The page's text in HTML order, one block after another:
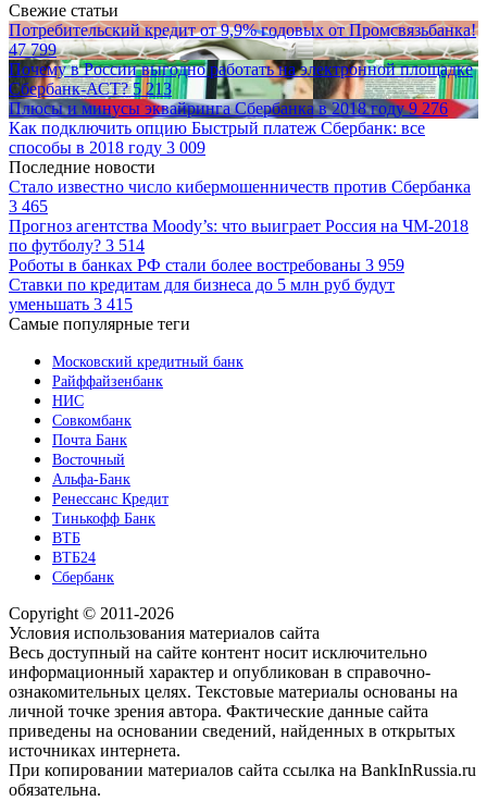
Свежие статьи
Потребительский кредит от 9,9% годовых от Промсвязьбанка!
47 799
Почему в России выгодно работать на электронной площадке
Сбербанк-АСТ?5 213
Плюсы и минусы эквайринга Сбербанка в 2018 году9 276
Как подключить опцию Быстрый платеж Сбербанк: все
способы в 2018 году 3 009
Последние новости
Стало известно число кибермошенничеств против Сбербанка
3 465
Прогноз агентства Moody’s: что выиграет Россия на ЧМ-2018
по футболу? 3 514
Роботы в банках РФ стали более востребованы 3 959
Ставки по кредитам для бизнеса до 5 млн руб будут
уменьшать 3 415
Самые популярные теги
Московский кредитный банк
Райффайзенбанк
НИС
Совкомбанк
Почта Банк
Восточный
Альфа-Банк
Ренессанс Кредит
Тинькофф Банк
ВТБ
ВТБ24
Сбербанк
Copyright © 2011-2026
Условия использования материалов сайта
Весь доступный на сайте контент носит исключительно
информационный характер и опубликован в справочно-
ознакомительных целях. Текстовые материалы основаны на
личной точке зрения автора. Фактические данные сайта
приведены на основании сведений, найденных в открытых
источниках интернета.
При копировании материалов сайта ссылка на BankInRussia.ru
обязательна.